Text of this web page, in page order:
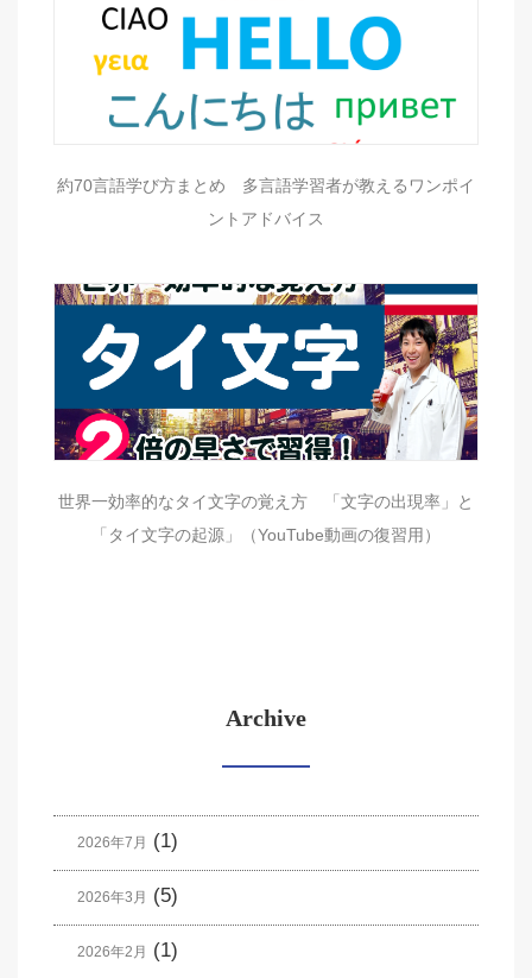
約70言語学び方まとめ 多言語学習者が教えるワンポイ
ントアドバイス
世界一効率的なタイ文字の覚え方 「文字の出現率」と
「タイ文字の起源」（YouTube動画の復習用）
Archive
2026年7月 (1)
2026年3月 (5)
2026年2月 (1)